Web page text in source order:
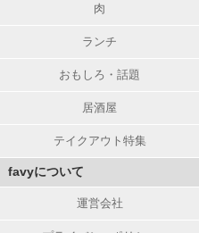
肉
ランチ
おもしろ・話題
居酒屋
テイクアウト特集
favyについて
運営会社